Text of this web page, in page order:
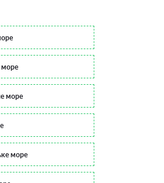
море
море
море